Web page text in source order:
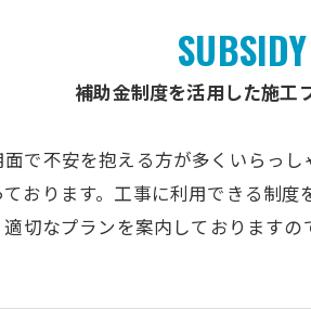
補助金制度を活用した施工
SUBSIDY
で不安を抱える方が多くいらっ
おります。工事に利用できる制
切なプランを案内しておりますの